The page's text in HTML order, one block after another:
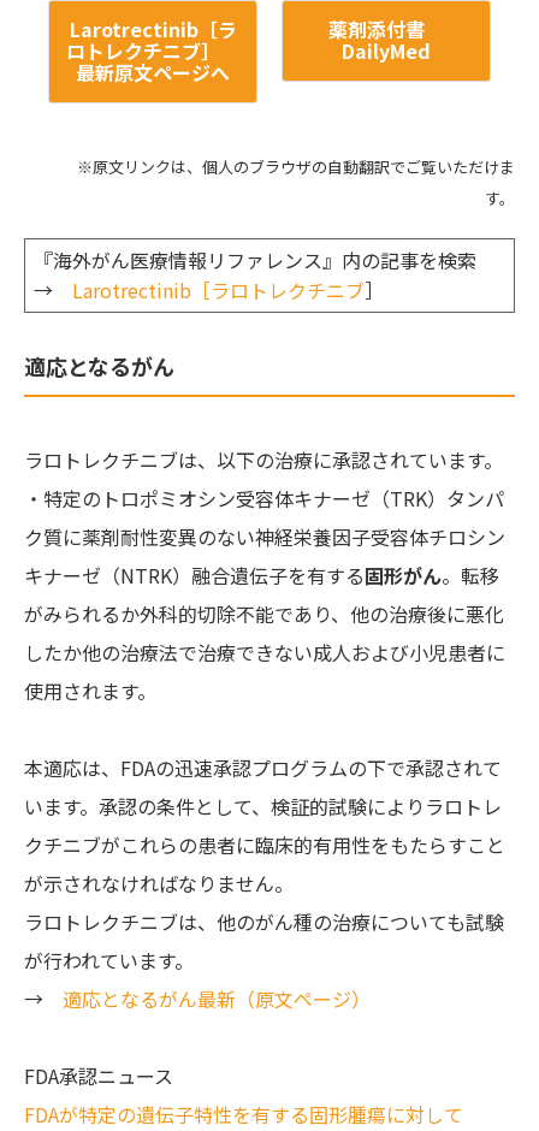
Larotrectinib［ラ
ロトレクチニブ］
最新原文ページへ
薬剤添付書
DailyMed
※原文リンクは、個人のブラウザの自動翻訳でご覧いただけま
す。
『海外がん医療情報リファレンス』内の記事を検索
→ Larotrectinib［ラロトレクチニブ］
適応となるがん
ラロトレクチニブは、以下の治療に承認されています。
・特定のトロポミオシン受容体キナーゼ（TRK）タンパ
ク質に薬剤耐性変異のない神経栄養因子受容体チロシン
キナーゼ（NTRK）融合遺伝子を有する固形がん。転移
がみられるか外科的切除不能であり、他の治療後に悪化
したか他の治療法で治療できない成人および小児患者に
使用されます。
本適応は、FDAの迅速承認プログラムの下で承認されて
います。承認の条件として、検証的試験によりラロトレ
クチニブがこれらの患者に臨床的有用性をもたらすこと
が示されなければなりません。
ラロトレクチニブは、他のがん種の治療についても試験
が行われています。
→ 適応となるがん最新（原文ページ）
FDA承認ニュース
FDAが特定の遺伝子特性を有する固形腫瘍に対して